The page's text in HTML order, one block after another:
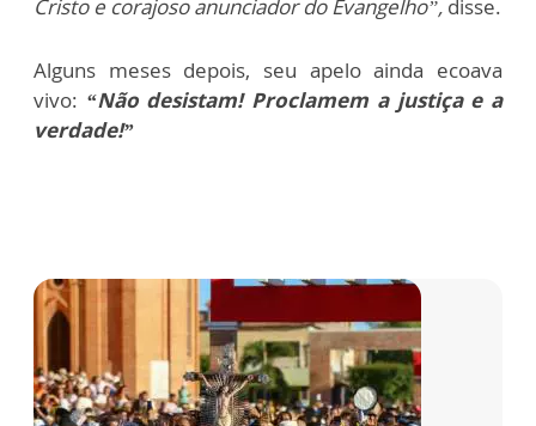
Cristo e corajoso anunciador do Evangelho”, disse.
Alguns meses depois, seu apelo ainda ecoava
vivo: “Não desistam! Proclamem a justiça e a
verdade!”